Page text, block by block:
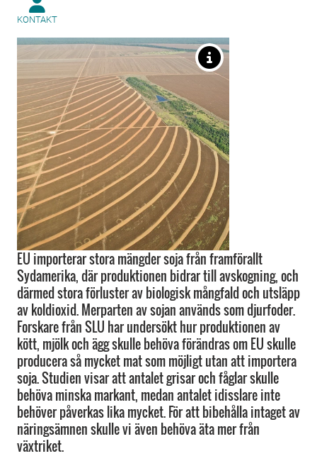
KONTAKT
EU importerar stora mängder soja från framförallt
Sydamerika, där produktionen bidrar till avskogning, och
därmed stora förluster av biologisk mångfald och utsläpp
av koldioxid. Merparten av sojan används som djurfoder.
Forskare från SLU har undersökt hur produktionen av
kött, mjölk och ägg skulle behöva förändras om EU skulle
producera så mycket mat som möjligt utan att importera
soja. Studien visar att antalet grisar och fåglar skulle
behöva minska markant, medan antalet idisslare inte
behöver påverkas lika mycket. För att bibehålla intaget av
näringsämnen skulle vi även behöva äta mer från
växtriket.